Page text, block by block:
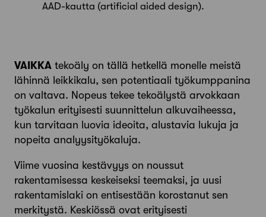
AAD-kautta (artificial aided design).
VAIKKA tekoäly on tällä hetkellä monelle meistä
lähinnä leikkikalu, sen potentiaali työkumppanina
on valtava. Nopeus tekee tekoälystä arvokkaan
työkalun erityisesti suunnittelun alkuvaiheessa,
kun tarvitaan luovia ideoita, alustavia lukuja ja
nopeita analyysi­työkaluja.
Viime vuosina kestävyys on noussut
rakentamisessa keskeiseksi teemaksi, ja uusi
rakentamislaki on entisestään korostanut sen
merkitystä. Keskiössä ovat erityisesti